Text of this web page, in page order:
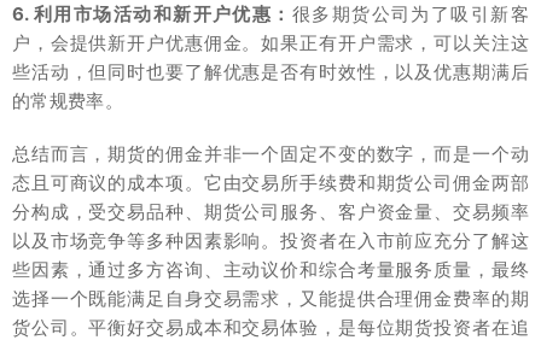
6. 利用市场活动和新开户优惠： 很多期货公司为了吸引新客
户，会提供新开户优惠佣金。如果正有开户需求，可以关注这
些活动，但同时也要了解优惠是否有时效性，以及优惠期满后
的常规费率。
总结而言，期货的佣金并非一个固定不变的数字，而是一个动
态且可商议的成本项。它由交易所手续费和期货公司佣金两部
分构成，受交易品种、期货公司服务、客户资金量、交易频率
以及市场竞争等多种因素影响。投资者在入市前应充分了解这
些因素，通过多方咨询、主动议价和综合考量服务质量，最终
选择一个既能满足自身交易需求，又能提供合理佣金费率的期
货公司。平衡好交易成本和交易体验，是每位期货投资者在追